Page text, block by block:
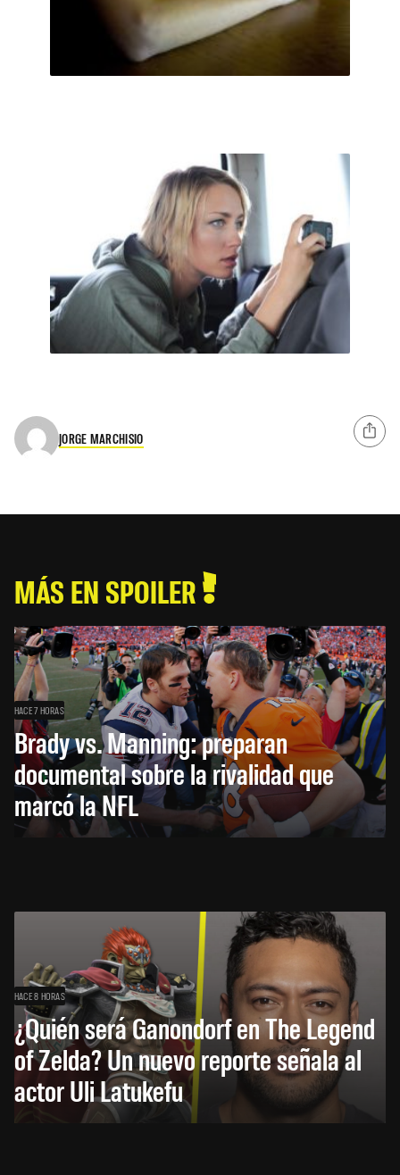
JORGE MARCHISIO
MÁS EN SPOILER
HACE 7 HORAS
Brady vs. Manning: preparan
documental sobre la rivalidad que
marcó la NFL
HACE 8 HORAS
¿Quién será Ganondorf en The Legend
of Zelda? Un nuevo reporte señala al
actor Uli Latukefu